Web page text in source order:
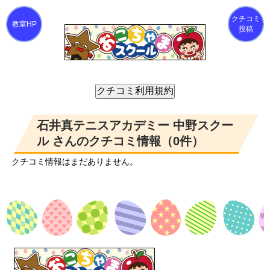
クチコミ
投稿
石井真テニスアカデミー 中野スクー
ル さんのクチコミ情報（0件）
クチコミ情報はまだありません。